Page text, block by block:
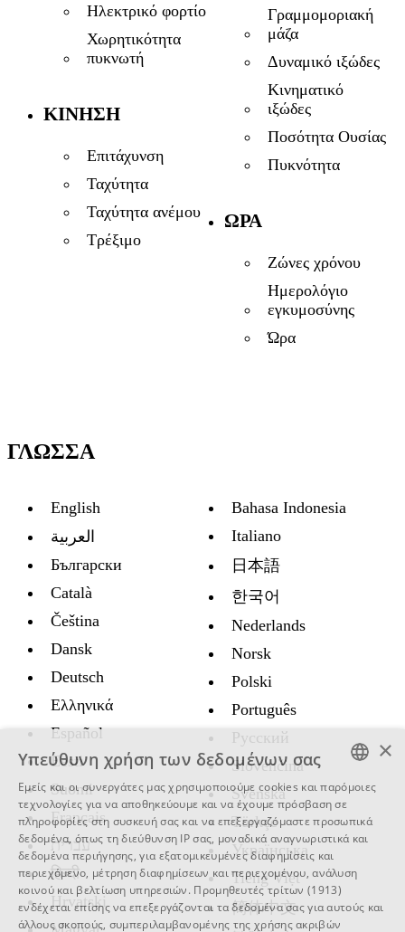
Ηλεκτρικό φορτίο
Χωρητικότητα
πυκνωτή
ΚΊΝΗΣΗ
Επιτάχυνση
Ταχύτητα
Ταχύτητα ανέμου
Τρέξιμο
Γραμμομοριακή
μάζα
Δυναμικό ιξώδες
Κινηματικό
ιξώδες
Ποσότητα Ουσίας
Πυκνότητα
ΏΡΑ
Ζώνες χρόνου
Ημερολόγιο
εγκυμοσύνης
Ώρα
ΓΛΏΣΣΑ
English
العربية
Български
Català
Čeština
Dansk
Deutsch
Ελληνικά
Español
Eesti
Suomi
Français
עברית
हिन्दी
Hrvatski
Bahasa Indonesia
Italiano
日本語
한국어
Nederlands
Norsk
Polski
Português
Русский
Slovenčina
Svenska
Türkçe
Украïнська
Tiếng Việt
简体中文
SWEDISH
SPANISH
CATALAN
ARABIC
×
Υπεύθυνη χρήση των δεδομένων σας
Εμείς και οι συνεργάτες μας χρησιμοποιούμε cookies και παρόμοιες
τεχνολογίες για να αποθηκεύουμε και να έχουμε πρόσβαση σε
πληροφορίες στη συσκευή σας και να επεξεργαζόμαστε προσωπικά
δεδομένα, όπως τη διεύθυνση IP σας, μοναδικά αναγνωριστικά και
δεδομένα περιήγησης, για εξατομικευμένες διαφημίσεις και
περιεχόμενο, μέτρηση διαφημίσεων και περιεχομένου, ανάλυση
κοινού και βελτίωση υπηρεσιών. Προμηθευτές τρίτων (1913)
ενδέχεται επίσης να επεξεργάζονται τα δεδομένα σας για αυτούς και
άλλους σκοπούς, συμπεριλαμβανομένης της χρήσης ακριβών